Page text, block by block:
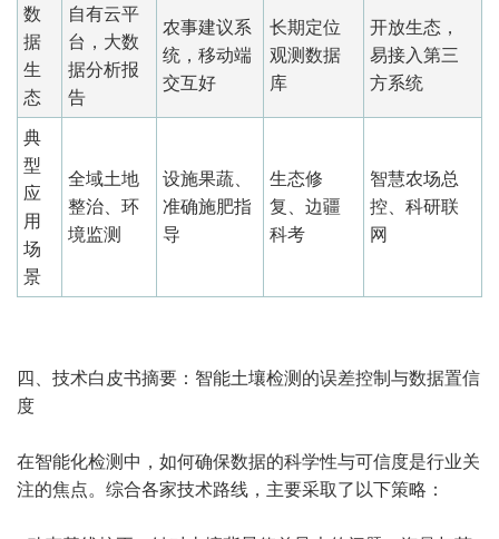
数
据
生
态
自有云平
台，大数
据分析报
告
农事建议系
统，移动端
交互好
长期定位
观测数据
库
开放生态，
易接入第三
方系统
典
型
应
用
场
景
全域土地
整治、环
境监测
设施果蔬、
准确施肥指
导
生态修
复、边疆
科考
智慧农场总
控、科研联
网
四、技术白皮书摘要：智能土壤检测的误差控制与数据置信
度
在智能化检测中，如何确保数据的科学性与可信度是行业关
注的焦点。综合各家技术路线，主要采取了以下策略：